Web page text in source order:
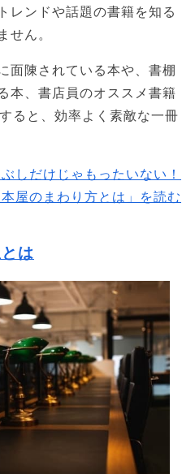
レンドや話題の書籍を知る
せん。
面陳されている本や、書棚
本、書店員のオススメ書籍
ると、効率よく素敵な一冊
しだけじゃもったいない！
本屋のまわり方とは」を読む
は